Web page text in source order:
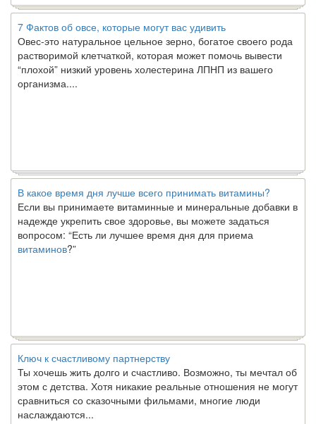
7 Фактов об овсе, которые могут вас удивить
Овес-это натуральное цельное зерно, богатое своего рода
растворимой клетчаткой, которая может помочь вывести
“плохой” низкий уровень холестерина ЛПНП из вашего
организма....
В какое время дня лучше всего принимать витамины?
Если вы принимаете витаминные и минеральные добавки в
надежде укрепить свое здоровье, вы можете задаться
вопросом: “Есть ли лучшее время дня для приема
витаминов ?”
Ключ к счастливому партнерству
Ты хочешь жить долго и счастливо. Возможно, ты мечтал об
этом с детства. Хотя никакие реальные отношения не могут
сравниться со сказочными фильмами, многие люди
наслаждаются...